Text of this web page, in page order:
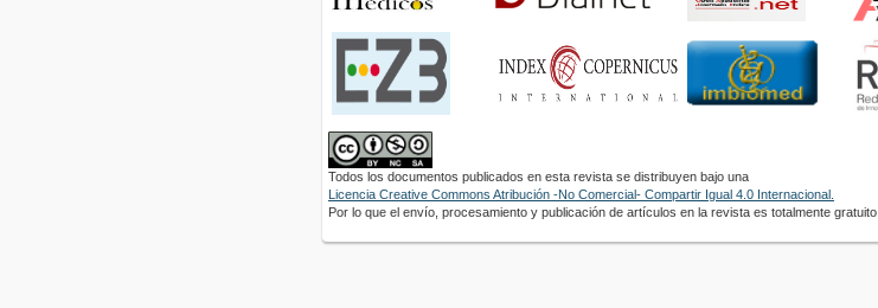
Todos los documentos publicados en esta revista se distribuyen bajo una
Licencia Creative Commons Atribución -No Comercial- Compartir Igual 4.0 Internacional.
Por lo que el envío, procesamiento y publicación de artículos en la revista es totalmente gratuito.